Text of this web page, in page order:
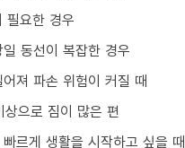
필요한 경우
동선이 복잡한 경우
져 파손 위험이 커질 때
으로 짐이 많은 편
르게 생활을 시작하고 싶을 때